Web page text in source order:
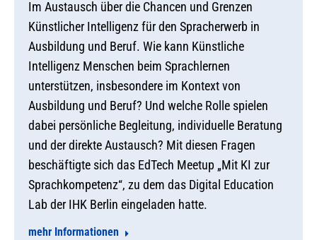
Im Austausch über die Chancen und Grenzen
Künstlicher Intelligenz für den Spracherwerb in
Ausbildung und Beruf. Wie kann Künstliche
Intelligenz Menschen beim Sprachlernen
unterstützen, insbesondere im Kontext von
Ausbildung und Beruf? Und welche Rolle spielen
dabei persönliche Begleitung, individuelle Beratung
und der direkte Austausch? Mit diesen Fragen
beschäftigte sich das EdTech Meetup „Mit KI zur
Sprachkompetenz“, zu dem das Digital Education
Lab der IHK Berlin eingeladen hatte.
mehr Informationen